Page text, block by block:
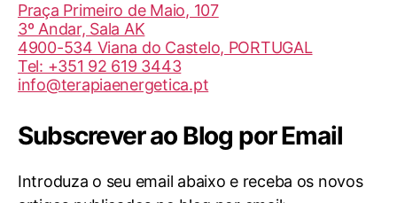
Praça Primeiro de Maio, 107
3º Andar, Sala AK
4900-534 Viana do Castelo, PORTUGAL
Tel: +351 92 619 3443
info@terapiaenergetica.pt
Subscrever ao Blog por Email
Introduza o seu email abaixo e receba os novos